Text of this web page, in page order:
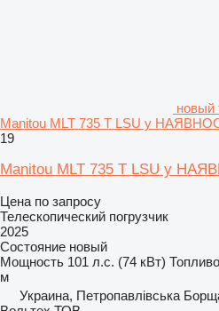
новый
Manitou MLT 735 T LSU у
19
Manitou MLT 735 T LSU у
Цена по запросу
Телескопический погрузчик
2025
Состояние новый
Мощность 101 л.с. (74 кВт) Топливо
м
Украина, Петропавлівська